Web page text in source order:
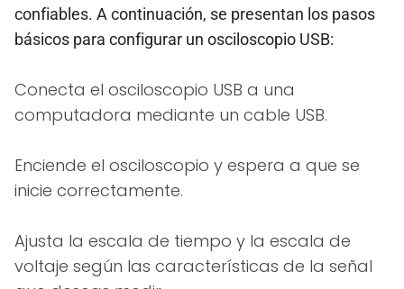
confiables. A continuación, se presentan los pasos
básicos para configurar un osciloscopio USB:
Conecta el osciloscopio USB a una
computadora mediante un cable USB.
Enciende el osciloscopio y espera a que se
inicie correctamente.
Ajusta la escala de tiempo y la escala de
voltaje según las características de la señal